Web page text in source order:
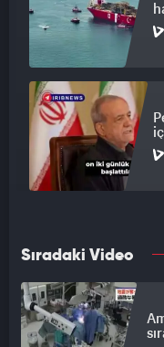
Sıradaki Video